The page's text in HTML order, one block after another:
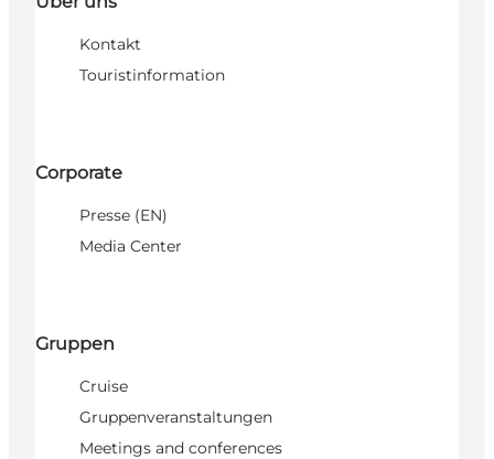
Kontakt
Touristinformation
Corporate
Presse (EN)
Media Center
Gruppen
Cruise
Gruppenveranstaltungen
Meetings and conferences